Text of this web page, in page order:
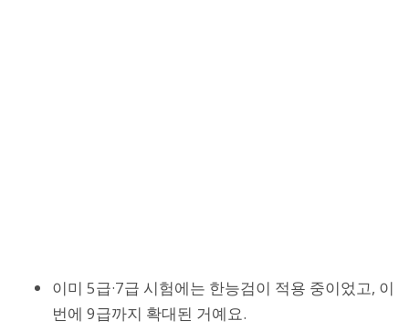
이미 5급·7급 시험에는 한능검이 적용 중이었고, 이
번에 9급까지 확대된 거예요.